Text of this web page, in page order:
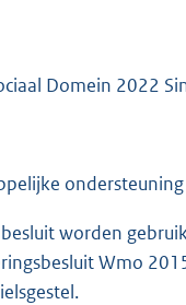
Domein 2022
worden
Wmo